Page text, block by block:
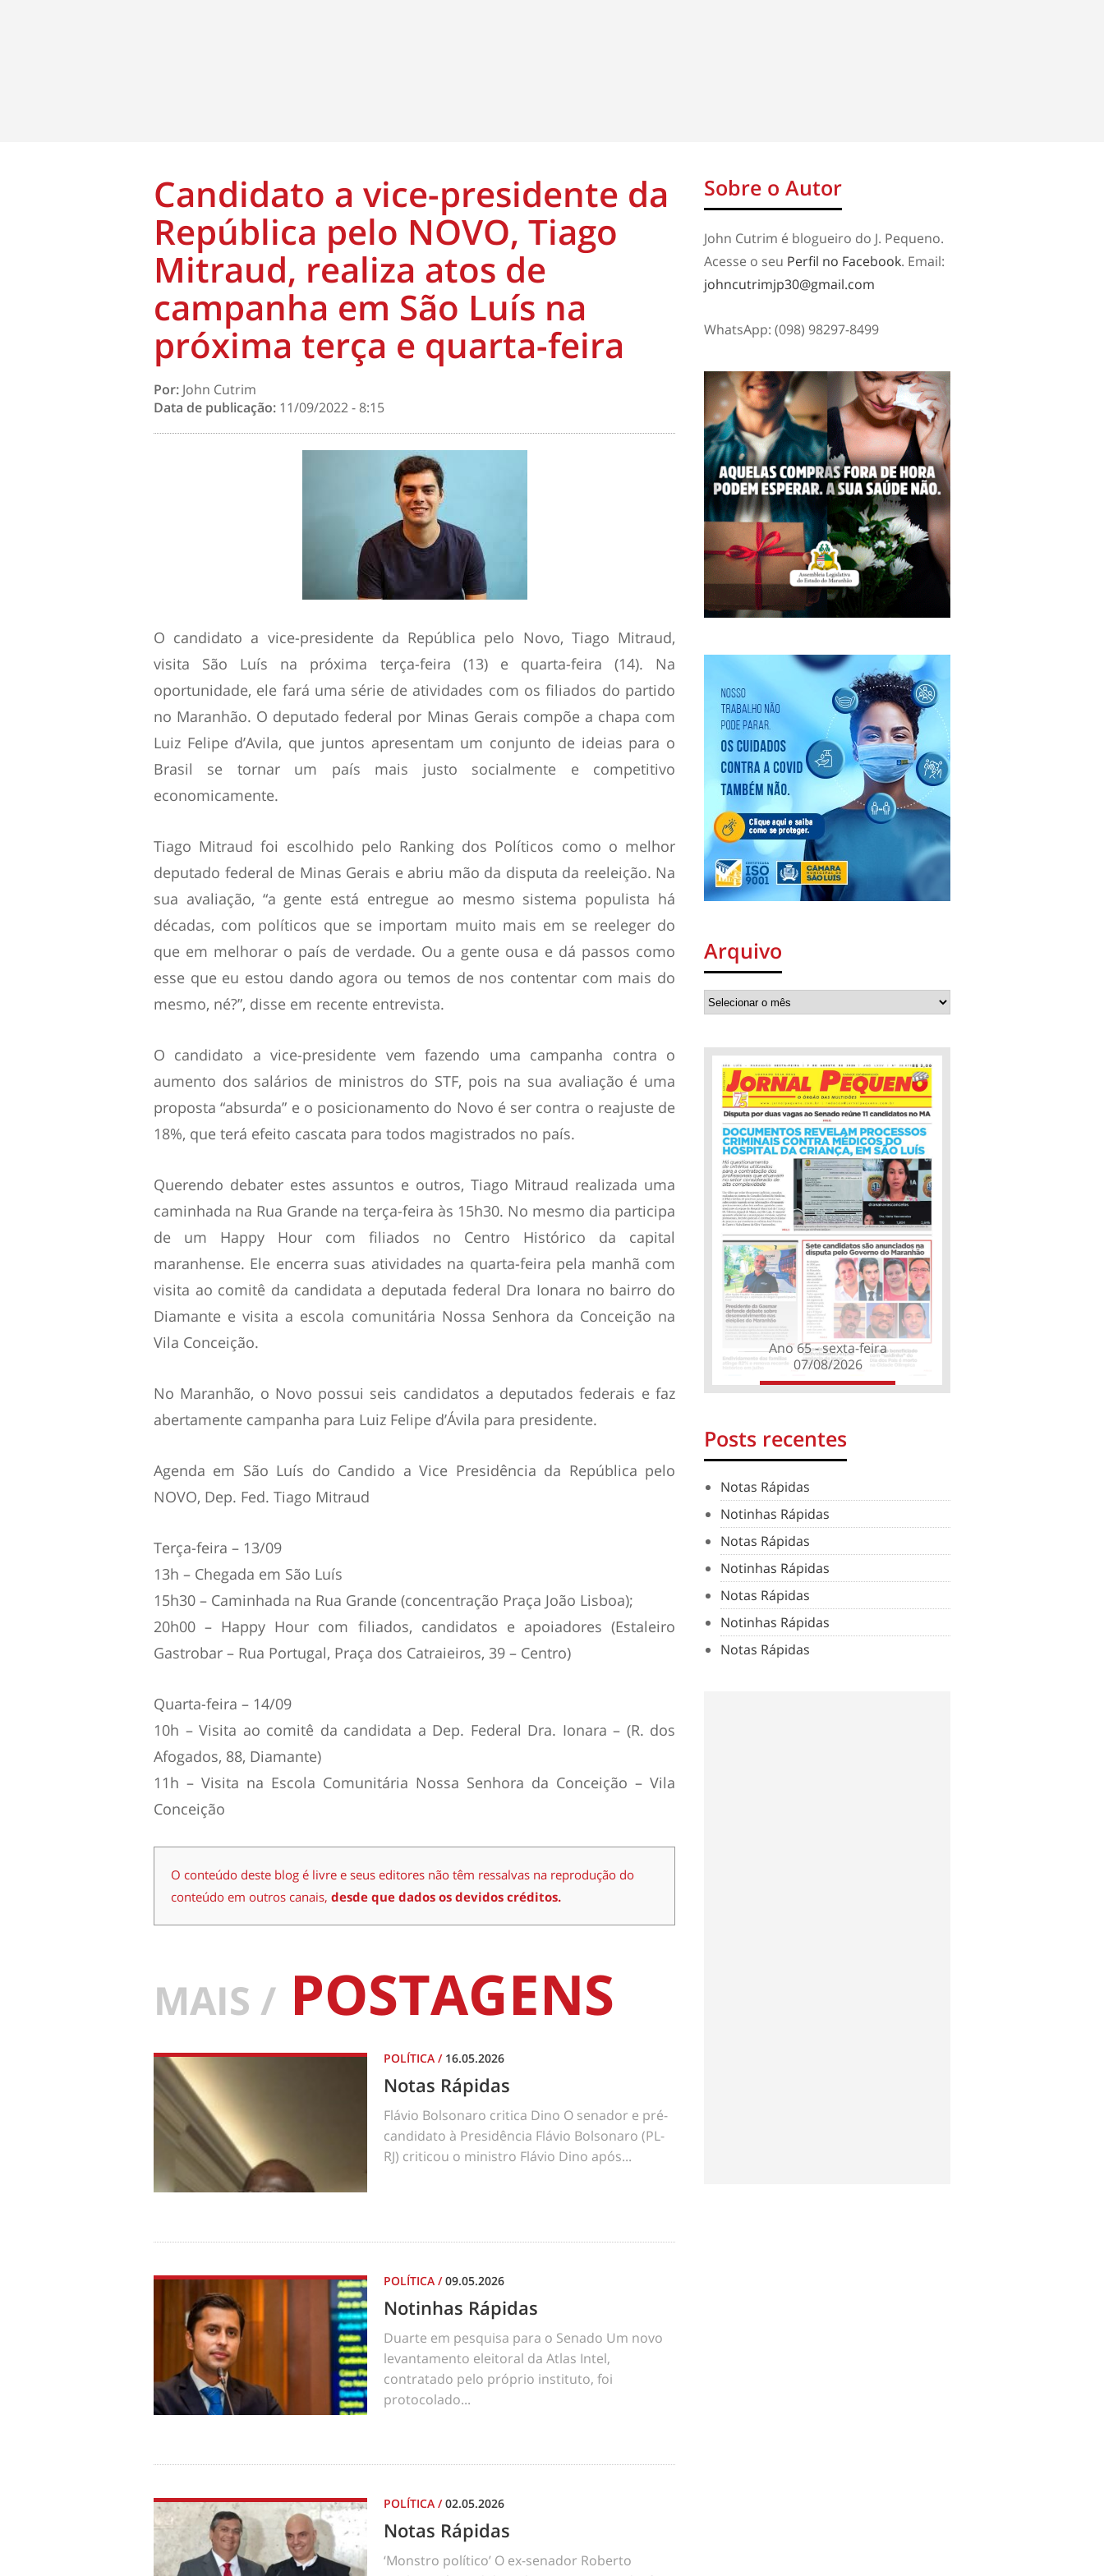
Candidato a vice-presidente da
República pelo NOVO, Tiago
Mitraud, realiza atos de
campanha em São Luís na
próxima terça e quarta-feira
Por: John Cutrim
Data de publicação: 11/09/2022 - 8:15
O candidato a vice-presidente da República pelo Novo, Tiago Mitraud,
visita São Luís na próxima terça-feira (13) e quarta-feira (14). Na
oportunidade, ele fará uma série de atividades com os filiados do partido
no Maranhão. O deputado federal por Minas Gerais compõe a chapa com
Luiz Felipe d’Avila, que juntos apresentam um conjunto de ideias para o
Brasil se tornar um país mais justo socialmente e competitivo
economicamente.
Tiago Mitraud foi escolhido pelo Ranking dos Políticos como o melhor
deputado federal de Minas Gerais e abriu mão da disputa da reeleição. Na
sua avaliação, “a gente está entregue ao mesmo sistema populista há
décadas, com políticos que se importam muito mais em se reeleger do
que em melhorar o país de verdade. Ou a gente ousa e dá passos como
esse que eu estou dando agora ou temos de nos contentar com mais do
mesmo, né?”, disse em recente entrevista.
O candidato a vice-presidente vem fazendo uma campanha contra o
aumento dos salários de ministros do STF, pois na sua avaliação é uma
proposta “absurda” e o posicionamento do Novo é ser contra o reajuste de
18%, que terá efeito cascata para todos magistrados no país.
Querendo debater estes assuntos e outros, Tiago Mitraud realizada uma
caminhada na Rua Grande na terça-feira às 15h30. No mesmo dia participa
de um Happy Hour com filiados no Centro Histórico da capital
maranhense. Ele encerra suas atividades na quarta-feira pela manhã com
visita ao comitê da candidata a deputada federal Dra Ionara no bairro do
Diamante e visita a escola comunitária Nossa Senhora da Conceição na
Vila Conceição.
No Maranhão, o Novo possui seis candidatos a deputados federais e faz
abertamente campanha para Luiz Felipe d’Ávila para presidente.
Agenda em São Luís do Candido a Vice Presidência da República pelo
NOVO, Dep. Fed. Tiago Mitraud
Terça-feira – 13/09
13h – Chegada em São Luís
15h30 – Caminhada na Rua Grande (concentração Praça João Lisboa);
20h00 – Happy Hour com filiados, candidatos e apoiadores (Estaleiro
Gastrobar – Rua Portugal, Praça dos Catraieiros, 39 – Centro)
Quarta-feira – 14/09
10h – Visita ao comitê da candidata a Dep. Federal Dra. Ionara – (R. dos
Afogados, 88, Diamante)
11h – Visita na Escola Comunitária Nossa Senhora da Conceição – Vila
Conceição
O conteúdo deste blog é livre e seus editores não têm ressalvas na reprodução do
conteúdo em outros canais, desde que dados os devidos créditos.
MAIS / POSTAGENS
POLÍTICA / 16.05.2026
Notas Rápidas
Flávio Bolsonaro critica Dino O senador e pré-
candidato à Presidência Flávio Bolsonaro (PL-
RJ) criticou o ministro Flávio Dino após...
POLÍTICA /09.05.2026
Notinhas Rápidas
Duarte em pesquisa para o Senado Um novo
levantamento eleitoral da Atlas Intel,
contratado pelo próprio instituto, foi
protocolado...
POLÍTICA /02.05.2026
Notas Rápidas
‘Monstro político’ O ex-senador Roberto
Sobre o Autor
John Cutrim é blogueiro do J. Pequeno.
Acesse o seu Perfil no Facebook. Email:
johncutrimjp30@gmail.com
WhatsApp: (098) 98297-8499
Arquivo
Ano 65 - sexta-feira
07/08/2026
Posts recentes
Notas Rápidas
Notinhas Rápidas
Notas Rápidas
Notinhas Rápidas
Notas Rápidas
Notinhas Rápidas
Notas Rápidas